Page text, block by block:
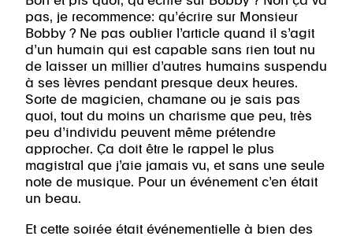
pas, je recommence: qu’écrire sur Monsieur
Bobby ? Ne pas oublier l’article quand il s’agit
d’un humain qui est capable sans rien tout nu
de laisser un millier d’autres humains suspendu
à ses lèvres pendant presque deux heures.
Sorte de magicien, chamane ou je sais pas
quoi, tout du moins un charisme que peu, très
peu d’individu peuvent même prétendre
approcher. Ça doit être le rappel le plus
magistral que j’aie jamais vu, et sans une seule
note de musique. Pour un événement c’en était
un beau.
Et cette soirée était événementielle à bien des